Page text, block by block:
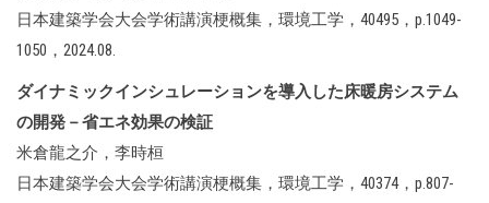
日本建築学会大会学術講演梗概集，環境工学，40495，p.1049-
1050，2024.08.
ダイナミックインシュレーションを導入した床暖房システム
の開発－省エネ効果の検証
米倉龍之介，李時桓
日本建築学会大会学術講演梗概集，環境工学，40374，p.807-